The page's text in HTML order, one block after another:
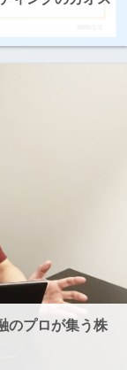
のプロが集う株